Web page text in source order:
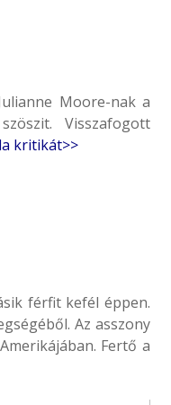
Moore-nak a
Visszafogott
kritikát>>
férfit kefél éppen.
Az asszony
Fertő a